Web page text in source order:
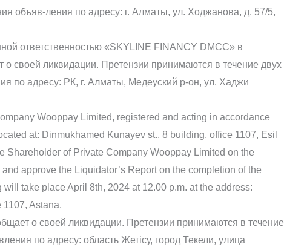
объяв-ления по адресу: г. Алматы, ул. Ходжанова, д. 57/5,
ответственностью «SKYLINE FINANCY DMCC» в
своей ликвидации. Претензии принимаются в течение двух
по адресу: РК, г. Алматы, Медеуский р-он, ул. Хаджи
Wooppay Limited, registered and acting in accordance
at: Dinmukhamed Kunayev st., 8 building, office 1107, Esil
Shareholder of Private Company Wooppay Limited on the
approve the Liquidator’s Report on the completion of the
take place April 8th, 2024 at 12.00 p.m. at the address:
Astana.
о своей ликвидации. Претензии принимаются в течение
по адресу: область Жетісу, город Текели, улица